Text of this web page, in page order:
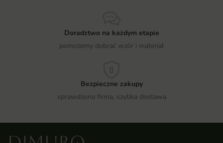
Doradztwo na każdym etapie
pomożemy dobrać wzór i materiał
Bezpieczne zakupy
sprawdzona firma, szybka dostawa